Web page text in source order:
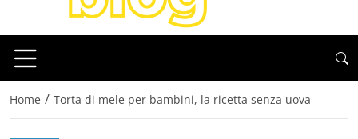
Home / Torta di mele per bambini, la ricetta senza uova